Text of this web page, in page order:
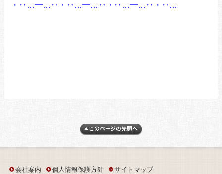
・‥…━…‥・‥…━…‥・‥…━…‥・‥…
会社案内 個人情報保護方針 サイトマップ